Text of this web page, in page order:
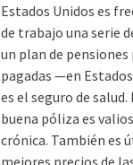
Estados Unidos es
de trabajo una serie
un plan de
pagadas —en
es el seguro de
buena póliza es
crónica. También es
mejores precios de